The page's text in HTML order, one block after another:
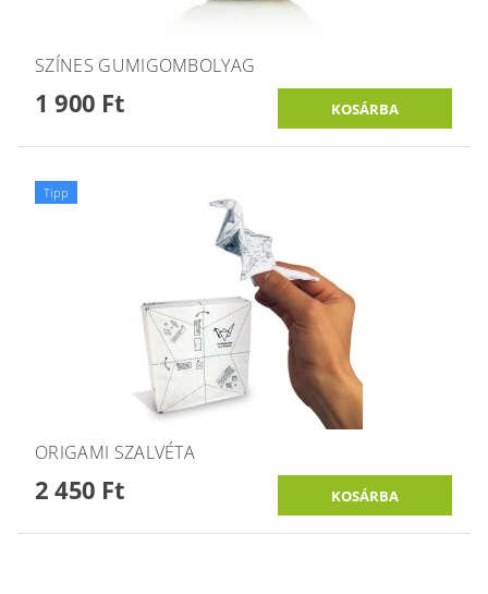
SZÍNES GUMIGOMBOLYAG
1 900 Ft
Tipp
ORIGAMI SZALVÉTA
2 450 Ft